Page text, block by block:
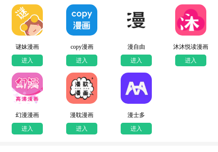
谜妹漫画
进入
copy漫画
进入
漫自由
进入
沐沐悦读漫画
进入
幻漫漫画
进入
漫耽漫画
进入
漫士多
进入